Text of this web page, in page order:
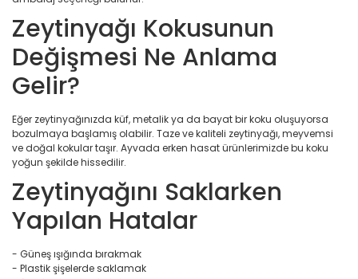
Zeytinyağı Kokusunun
Değişmesi Ne Anlama
Gelir?
Eğer zeytinyağınızda küf, metalik ya da bayat bir koku oluşuyorsa
bozulmaya başlamış olabilir. Taze ve kaliteli zeytinyağı, meyvemsi
ve doğal kokular taşır. Ayvada erken hasat ürünlerimizde bu koku
yoğun şekilde hissedilir.
Zeytinyağını Saklarken
Yapılan Hatalar
- Güneş ışığında bırakmak
- Plastik şişelerde saklamak